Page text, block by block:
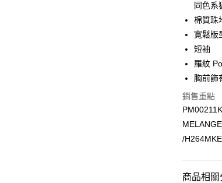
每筆
付款後萊
每筆
付款後7-
每筆
宅配
每筆
同色系
棉質珠
寬鬆版
短袖
羅紋
胸前飾
銷售重點
/
商品相關